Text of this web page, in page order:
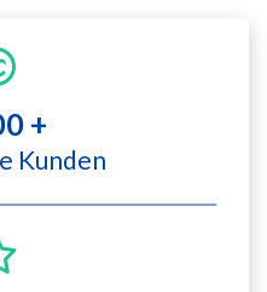
+
Kunden